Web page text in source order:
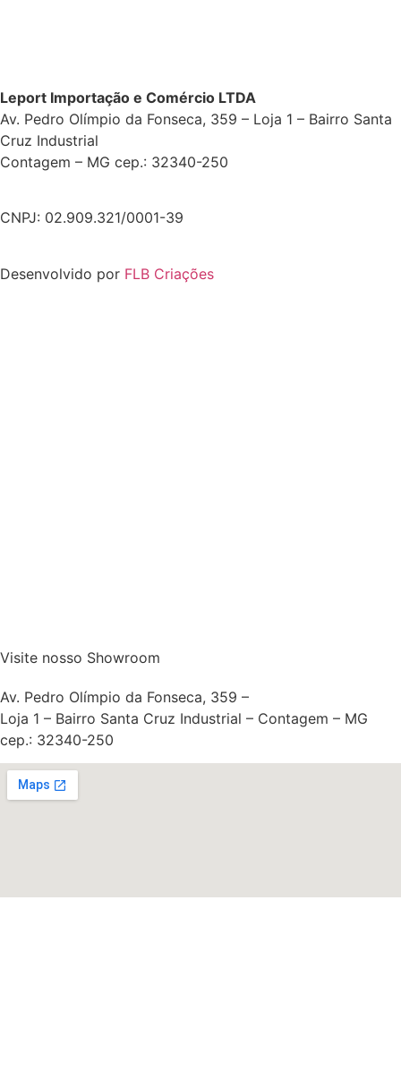
Leport Importação e Comércio LTDA
Av. Pedro Olímpio da Fonseca, 359 – Loja 1 – Bairro Santa
Cruz Industrial
Contagem – MG cep.: 32340-250
CNPJ: 02.909.321/0001-39
Desenvolvido por FLB Criações
Visite nosso Showroom
Av. Pedro Olímpio da Fonseca, 359 –
Loja 1 – Bairro Santa Cruz Industrial – Contagem – MG
cep.: 32340-250